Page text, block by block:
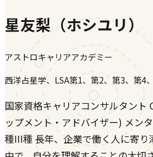
星友梨（ホシユリ）
アストロキャリアアカデミー
西洋占星学、LSA第1、第2、第3、第4
国家資格キャリアコンサルタント
ップメント・アドバイザー) メン
種III種 長年、企業で働く人に寄